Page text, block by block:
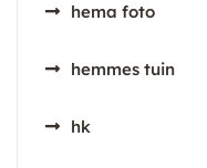
hema foto
hemmes tuin
hk